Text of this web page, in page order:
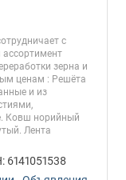
с
зерна и
ценам : Решёта
и из
Ковш норийный
Лента
6141051538